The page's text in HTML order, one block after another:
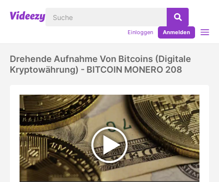
Einloggen Anmelden
Drehende Aufnahme Von Bitcoins (digitale
Kryptowährung) - BITCOIN MONERO 208